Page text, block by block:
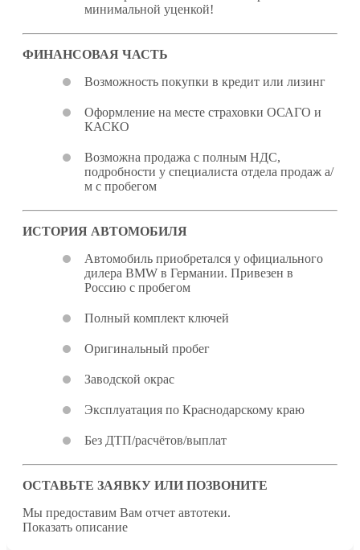
минимальной уценкой!
ФИНАНСОВАЯ ЧАСТЬ
Возможность покупки в кредит или лизинг
Оформление на месте страховки ОСАГО и
КАСКО
Возможна продажа с полным НДС,
подробности у специалиста отдела продаж а/
м с пробегом
ИСТОРИЯ АВТОМОБИЛЯ
Автомобиль приобретался у официального
дилера BMW в Германии. Привезен в
Россию с пробегом
Полный комплект ключей
Оригинальный пробег
Заводской окрас
Эксплуатация по Краснодарскому краю
Без ДТП/расчётов/выплат
ОСТАВЬТЕ ЗАЯВКУ ИЛИ ПОЗВОНИТЕ
Мы предоставим Вам отчет автотеки.
Показать описание